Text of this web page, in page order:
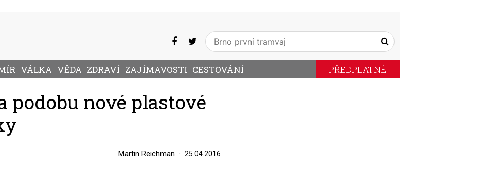
VÁLKA VĚDA ZDRAVÍ ZAJÍMAVOSTI CESTOVÁNÍ PŘEDPLATNÉ
podobu nové plastové
Martin Reichman 25.04.2016